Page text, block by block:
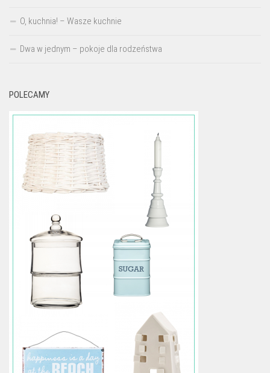
O, kuchnia! – Wasze kuchnie
Dwa w jednym – pokoje dla rodzeństwa
POLECAMY